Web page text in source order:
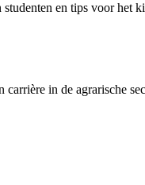
en tips voor het
in de agrarische